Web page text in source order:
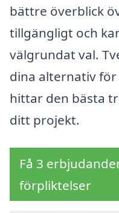
bättre överblick
tillgängligt och
välgrundat val.
dina alternativ
hittar den bästa
ditt projekt.
Få 3
förpliktelser